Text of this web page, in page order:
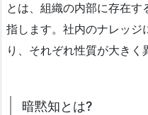
とは、組織の内部に存在
指します。社内のナレッジ
り、それぞれ性質が大きく
暗黙知とは?